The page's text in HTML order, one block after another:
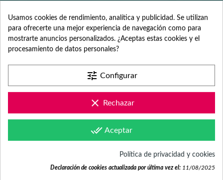
FRECUENTEMENTE
COMPRADOS JUNTOS
Usamos cookies de rendimiento, analítica y publicidad. Se utilizan
para ofrecerte una mejor experiencia de navegación como para
mostrarte anuncios personalizados. ¿Aceptas estas cookies y el
procesamiento de datos personales?
tune Configurar
clear Rechazar
done_all Aceptar
Política de privacidad y cookies
Declaración de cookies actualizada por última vez el: 11/08/2025